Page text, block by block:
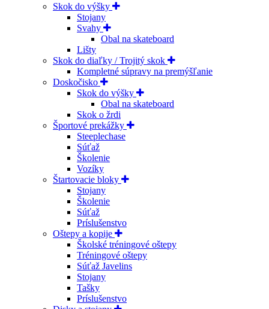
Skok do výšky
Stojany
Svahy
Obal na skateboard
Lišty
Skok do diaľky / Trojitý skok
Kompletné súpravy na premýšľanie
Doskočisko
Skok do výšky
Obal na skateboard
Skok o žrdi
Športové prekážky
Steeplechase
Súťaž
Školenie
Vozíky
Štartovacie bloky
Stojany
Školenie
Súťaž
Príslušenstvo
Oštepy a kopije
Školské tréningové oštepy
Tréningové oštepy
Súťaž Javelins
Stojany
Tašky
Príslušenstvo